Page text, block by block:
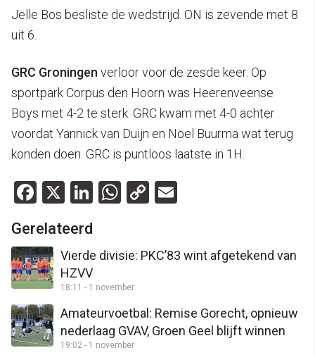
Jelle Bos besliste de wedstrijd. ON is zevende met 8
uit 6.
GRC Groningen verloor voor de zesde keer. Op
sportpark Corpus den Hoorn was Heerenveense
Boys met 4-2 te sterk. GRC kwam met 4-0 achter
voordat Yannick van Duijn en Noel Buurma wat terug
konden doen. GRC is puntloos laatste in 1H.
Facebook
X LinkedIn
WhatsApp
Copy
Gerelateerd
Vierde divisie: PKC’83 wint afgetekend van
HZVV
18:11 - 1 november
Amateurvoetbal: Remise Gorecht, opnieuw
nederlaag GVAV, Groen Geel blijft winnen
19:02 - 1 november